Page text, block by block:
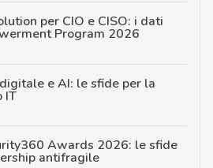
per CIO e CISO: i dati
Program 2026
e AI: le sfide per la
IT
Awards 2026: le sfide
antifragile